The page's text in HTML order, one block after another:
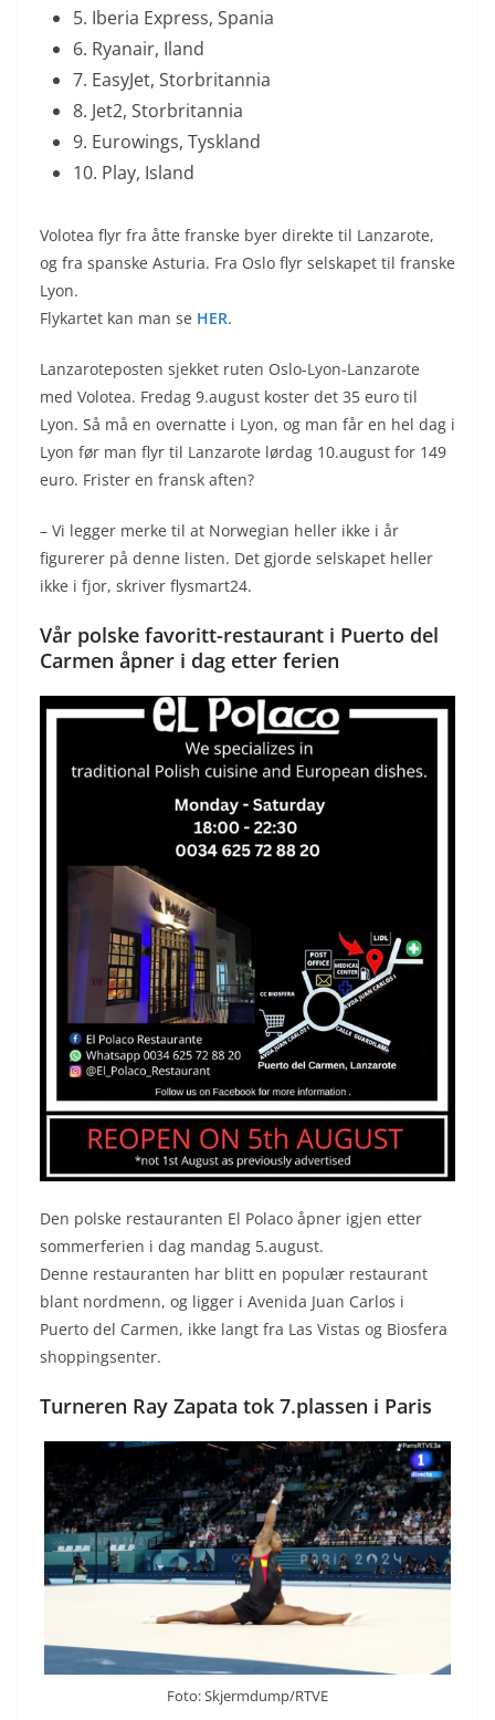
5. Iberia Express, Spania
6. Ryanair, Iland
7. EasyJet, Storbritannia
8. Jet2, Storbritannia
9. Eurowings, Tyskland
10. Play, Island
Volotea flyr fra åtte franske byer direkte til Lanzarote,
og fra spanske Asturia. Fra Oslo flyr selskapet til franske
Lyon.
Flykartet kan man se HER.
Lanzaroteposten sjekket ruten Oslo-Lyon-Lanzarote
med Volotea. Fredag 9.august koster det 35 euro til
Lyon. Så må en overnatte i Lyon, og man får en hel dag i
Lyon før man flyr til Lanzarote lørdag 10.august for 149
euro. Frister en fransk aften?
– Vi legger merke til at Norwegian heller ikke i år
figurerer på denne listen. Det gjorde selskapet heller
ikke i fjor, skriver flysmart24.
Vår polske favoritt-restaurant i Puerto del
Carmen åpner i dag etter ferien
Den polske restauranten El Polaco åpner igjen etter
sommerferien i dag mandag 5.august.
Denne restauranten har blitt en populær restaurant
blant nordmenn, og ligger i Avenida Juan Carlos i
Puerto del Carmen, ikke langt fra Las Vistas og Biosfera
shoppingsenter.
Turneren Ray Zapata tok 7.plassen i Paris
Foto: Skjermdump/RTVE